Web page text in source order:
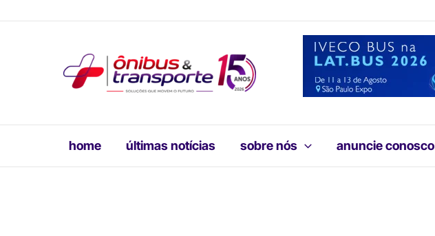
home últimas notícias sobre nós anuncie conosco